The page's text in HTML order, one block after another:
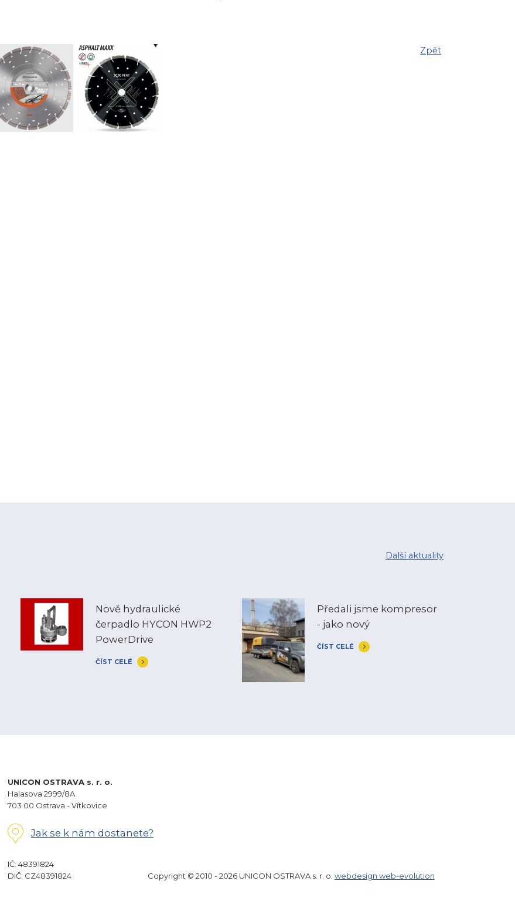
Zpět
Další aktuality
Nově hydraulické
čerpadlo HYCON HWP2
PowerDrive
ČÍST CELÉ
Předali jsme kompresor
- jako nový
ČÍST CELÉ
UNICON OSTRAVA s. r. o.
Halasova 2999/8A
703 00 Ostrava - Vítkovice
Jak se k nám dostanete?
IČ: 48391824
DIČ: CZ48391824
Copyright © 2010 - 2026 UNICON OSTRAVA s. r. o. webdesign web-evolution